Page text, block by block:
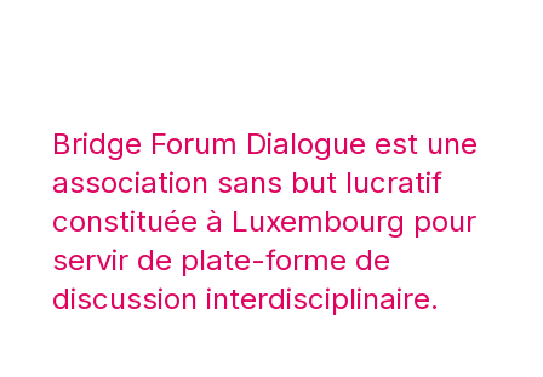
Mario Centeno
Mario Monti
Maroš ŠEFČOVIČ
Martin Bailey
Martine Reicherts
Bridge Forum Dialogue est une
association sans but lucratif
constituée à Luxembourg pour
servir de plate-forme de
discussion interdisciplinaire.